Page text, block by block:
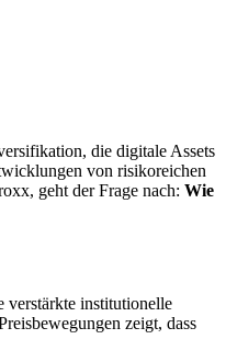
die digitale Assets
von risikoreichen
geht der Frage nach: Wie
verstärkte institutionelle
zeigt, dass